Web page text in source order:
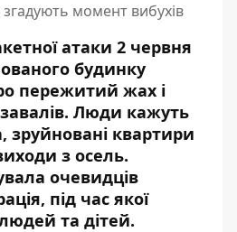
момент вибухів
атаки 2 червня
будинку
пережитий жах і
Люди кажуть
зруйновані квартири
з осель.
очевидців
під час якої
та дітей.